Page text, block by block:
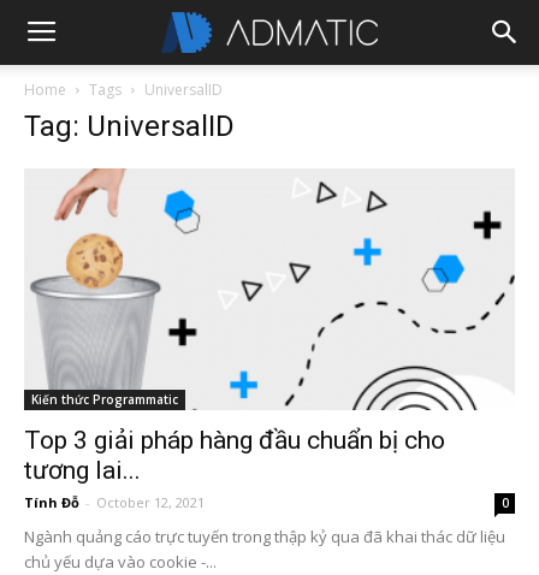
Home Tags UniversalID
Tag: UniversalID
Kiến thức Programmatic
Top 3 giải pháp hàng đầu chuẩn bị cho
tương lai...
Tính Đỗ - October 12, 2021 0
Ngành quảng cáo trực tuyến trong thập kỷ qua đã khai thác dữ liệu
chủ yếu dựa vào cookie -...